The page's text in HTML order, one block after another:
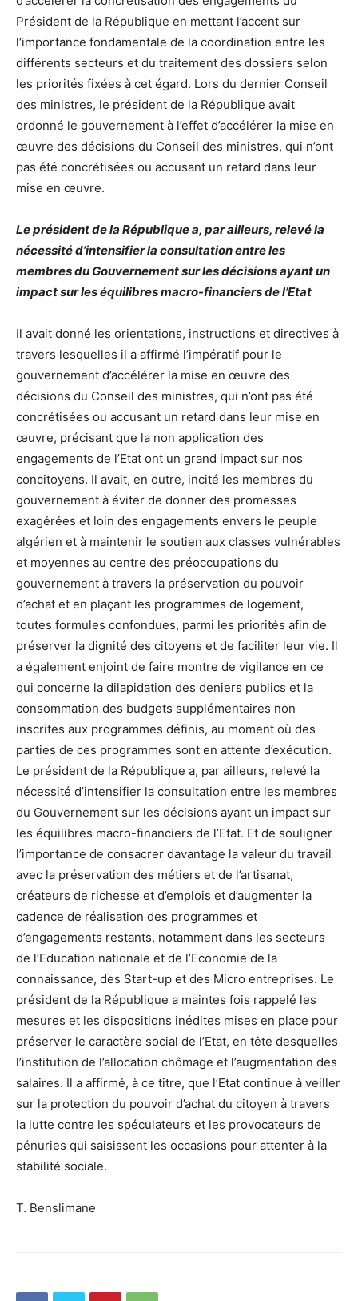
Président de la République en mettant l’accent sur
l’importance fondamentale de la coordination entre les
différents secteurs et du traitement des dossiers selon
les priorités fixées à cet égard. Lors du dernier Conseil
des ministres, le président de la République avait
ordonné le gouvernement à l’effet d’accélérer la mise en
œuvre des décisions du Conseil des ministres, qui n’ont
pas été concrétisées ou accusant un retard dans leur
mise en œuvre.
Le président de la République a, par ailleurs, relevé la
nécessité d’intensifier la consultation entre les
membres du Gouvernement sur les décisions ayant un
impact sur les équilibres macro-financiers de l’Etat
Il avait donné les orientations, instructions et directives à
travers lesquelles il a affirmé l’impératif pour le
gouvernement d’accélérer la mise en œuvre des
décisions du Conseil des ministres, qui n’ont pas été
concrétisées ou accusant un retard dans leur mise en
œuvre, précisant que la non application des
engagements de l’Etat ont un grand impact sur nos
concitoyens. Il avait, en outre, incité les membres du
gouvernement à éviter de donner des promesses
exagérées et loin des engagements envers le peuple
algérien et à maintenir le soutien aux classes vulnérables
et moyennes au centre des préoccupations du
gouvernement à travers la préservation du pouvoir
d’achat et en plaçant les programmes de logement,
toutes formules confondues, parmi les priorités afin de
préserver la dignité des citoyens et de faciliter leur vie. Il
a également enjoint de faire montre de vigilance en ce
qui concerne la dilapidation des deniers publics et la
consommation des budgets supplémentaires non
inscrites aux programmes définis, au moment où des
parties de ces programmes sont en attente d’exécution.
Le président de la République a, par ailleurs, relevé la
nécessité d’intensifier la consultation entre les membres
du Gouvernement sur les décisions ayant un impact sur
les équilibres macro-financiers de l’Etat. Et de souligner
l’importance de consacrer davantage la valeur du travail
avec la préservation des métiers et de l’artisanat,
créateurs de richesse et d’emplois et d’augmenter la
cadence de réalisation des programmes et
d’engagements restants, notamment dans les secteurs
de l’Education nationale et de l’Economie de la
connaissance, des Start-up et des Micro entreprises. Le
président de la République a maintes fois rappelé les
mesures et les dispositions inédites mises en place pour
préserver le caractère social de l’Etat, en tête desquelles
l’institution de l’allocation chômage et l’augmentation des
salaires. Il a affirmé, à ce titre, que l’Etat continue à veiller
sur la protection du pouvoir d’achat du citoyen à travers
la lutte contre les spéculateurs et les provocateurs de
pénuries qui saisissent les occasions pour attenter à la
stabilité sociale.
T. Benslimane